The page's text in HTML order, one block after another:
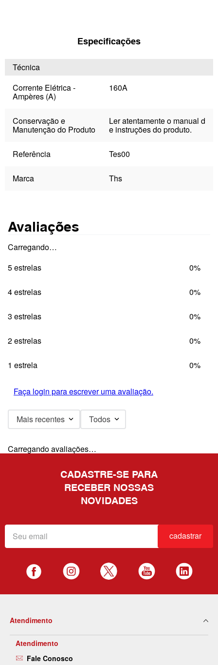
Especificações
Técnica
Corrente Elétrica -
Ampères (A)
160A
Conservação e
Manutenção do Produto
Ler atentamente o manual d
e instruções do produto.
Referência Tes00
Marca Ths
Avaliações
Carregando…
5 estrelas
0%
4 estrelas 0%
3 estrelas 0%
2 estrelas 0%
1 estrela 0%
Faça login para escrever uma avaliação.
Mais recentes Todos
Carregando avaliações…
CADASTRE-SE PARA
RECEBER NOSSAS
NOVIDADES
cadastrar
Atendimento
Atendimento
Fale Conosco